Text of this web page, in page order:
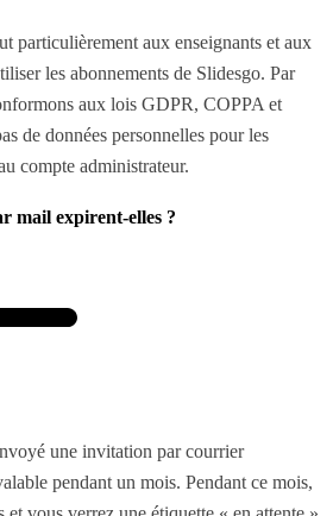
particulièrement aux enseignants et aux
les abonnements de Slidesgo. Par
aux lois GDPR, COPPA et
de données personnelles pour les
compte administrateur.
mail expirent-elles ?
une invitation par courrier
pendant un mois. Pendant ce mois,